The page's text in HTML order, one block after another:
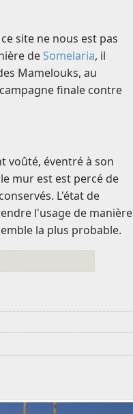
site ne nous est pas
deSomelaria, il
Mamelouks, au
finale contre
voûté, éventré à son
mur est est percé de
L'état de
l'usage de manière
la plus probable.